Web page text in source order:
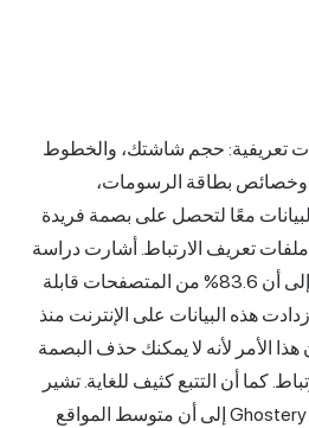
حجم شاشتك، والخطوط
بطاقة الرسومات،
معًا لتحصل على بصمة فريدة
تعريف الارتباط. أشارت دراسة
83.6%
من المتصفحات قابلة
البيانات على الإنترنت منذ
لأنه لا يمكنك حذف البصمة
أن التتبع كثيف للغاية. تشير
من Ghostery إلى أن متوسط المواقع